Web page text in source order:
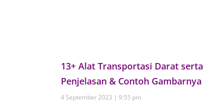
13+ Alat Transportasi Darat serta
Penjelasan & Contoh Gambarnya
4 September 2023
9:55 pm